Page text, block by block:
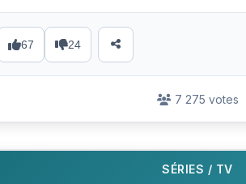
67 24
7 275 votes
SÉRIES / TV